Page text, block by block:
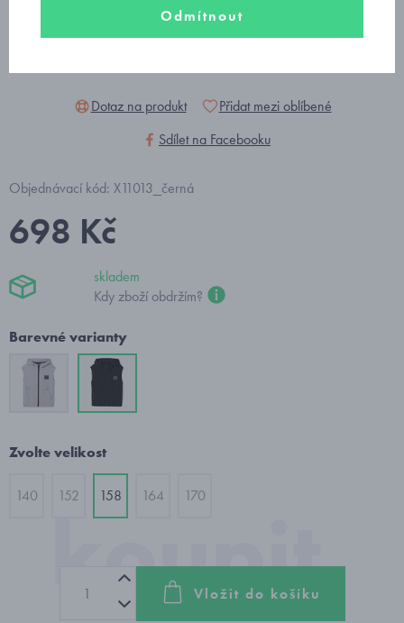
Dotaz na produkt
Přidat mezi oblíbené
Sdílet na Facebooku
Objednávací kód: X11013_černá
698 Kč
skladem
Kdy zboží obdržím?
Barevné varianty
Zvolte velikost
140 152 158 164 170
Vložit do košíku
Odmítnout